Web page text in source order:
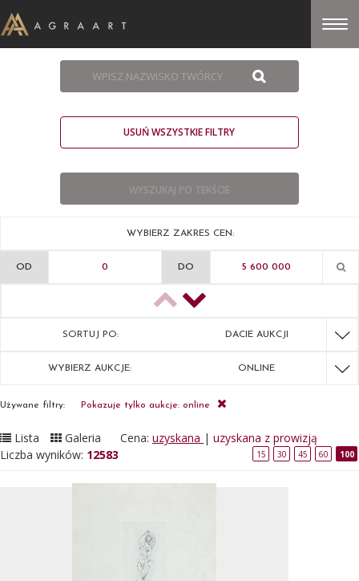
USUŃ WSZYSTKIE FILTRY
WYBIERZ ZAKRES CEN:
OD DO
SORTUJ PO: DACIE AUKCJI
WYBIERZ AUKCJE: ONLINE
Używane filtry: Pokazuje tylko aukcje: online
Lista Galeria Cena: uzyskana | uzyskana z prowizją
Liczba wyników: 12583 15 30 45 60 100